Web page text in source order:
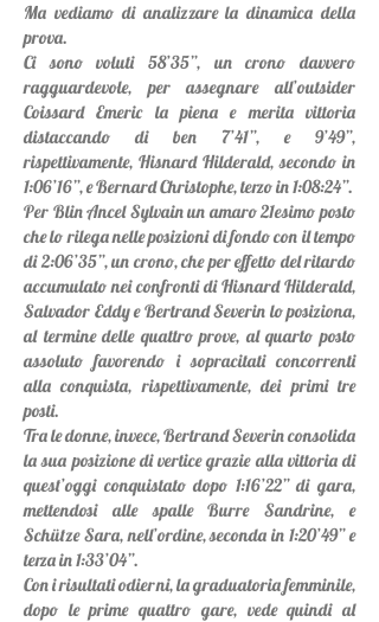
Ma vediamo di analizzare la dinamica della
prova.
Ci sono voluti 58’35”, un crono davvero
ragguardevole, per assegnare all’outsider
Coissard Emeric la piena e merita vittoria
distaccando di ben 7’41”, e 9’49”,
rispettivamente, Hisnard Hilderald, secondo in
1:06’16”, e Bernard Christophe, terzo in 1:08:24”.
Per Blin Ancel Sylvain un amaro 21esimo posto
che lo rilega nelle posizioni di fondo con il tempo
di 2:06’35”, un crono, che per effetto del ritardo
accumulato nei confronti di Hisnard Hilderald,
Salvador Eddy e Bertrand Severin lo posiziona,
al termine delle quattro prove, al quarto posto
assoluto favorendo i sopracitati concorrenti
alla conquista, rispettivamente, dei primi tre
posti.
Tra le donne, invece, Bertrand Severin consolida
la sua posizione di vertice grazie alla vittoria di
quest’oggi conquistato dopo 1:16’22” di gara,
mettendosi alle spalle Burre Sandrine, e
Schütze Sara, nell’ordine, seconda in 1:20’49” e
terza in 1:33’04”.
Con i risultati odierni, la graduatoria femminile,
dopo le prime quattro gare, vede quindi al